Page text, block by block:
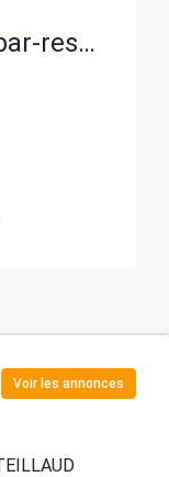
Fonds de commerce bar-restaurant à Chamrousse avec terrasse ensoleillée
Voir les annonces